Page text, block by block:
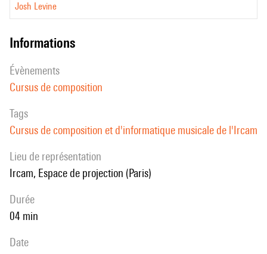
Josh Levine
informations
évènements
Cursus de composition
Tags
Cursus de composition et d'informatique musicale de l'Ircam
Lieu de représentation
Ircam, Espace de projection (Paris)
durée
04 min
date